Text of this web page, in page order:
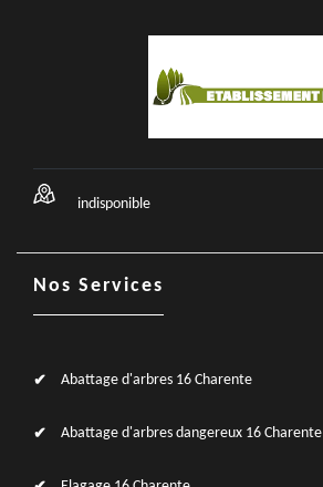
indisponible
Nos Services
Abattage d'arbres 16 Charente
Abattage d'arbres dangereux 16 Charente